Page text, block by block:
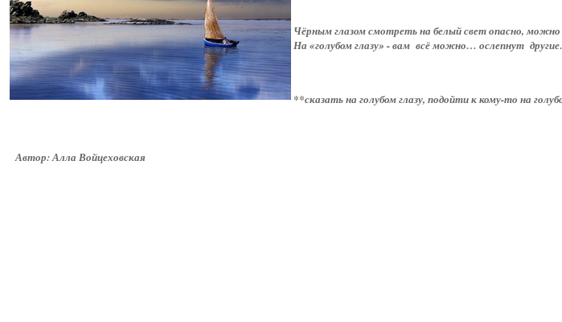
Чёрным глазом смотреть на белый свет опасно, можно
На «голубом глазу» - вам всё можно… ослепнут
**сказать на голубом глазу, подойти к кому-то на
Автор: Алла Войцеховская